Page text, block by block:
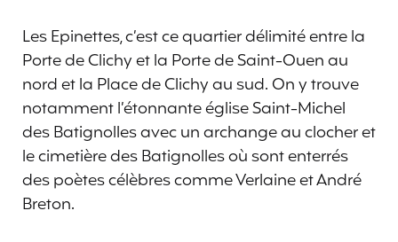
Les Epinettes, c’est ce quartier délimité entre la
Porte de Clichy et la Porte de Saint-Ouen au
nord et la Place de Clichy au sud. On y trouve
notamment l’étonnante église Saint-Michel
des Batignolles avec un archange au clocher et
le cimetière des Batignolles où sont enterrés
des poètes célèbres comme Verlaine et André
Breton.